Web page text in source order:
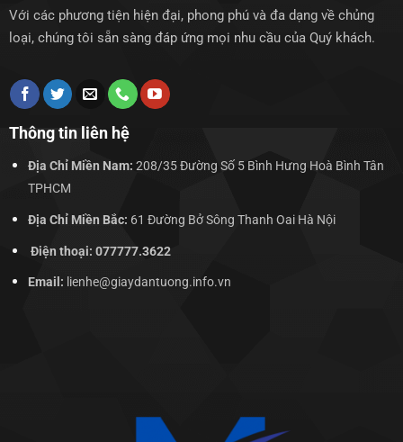
Với các phương tiện hiện đại, phong phú và đa dạng về chủng
loại, chúng tôi sẵn sàng đáp ứng mọi nhu cầu của Quý khách.
Thông tin liên hệ
Địa Chỉ Miền Nam: 208/35 Đường Số 5 Bình Hưng Hoà Bình Tân
TPHCM
Địa Chỉ Miền Bắc: 61 Đường Bở Sông Thanh Oai Hà Nội
Điện thoại: 077777.3622
Email: lienhe@giaydantuong.info.vn